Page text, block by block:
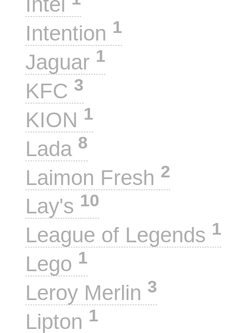
Intention 1
Jaguar 1
KFC 3
KION 1
Lada 8
Laimon Fresh 2
Lay's 10
League of Legends 1
Lego 1
Leroy Merlin 3
Lipton 1